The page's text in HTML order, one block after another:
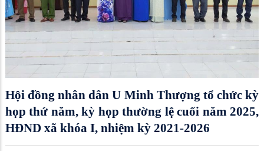
Hội đồng nhân dân U Minh Thượng tổ chức kỳ
họp thứ năm, kỳ họp thường lệ cuối năm 2025,
HĐND xã khóa I, nhiệm kỳ 2021-2026